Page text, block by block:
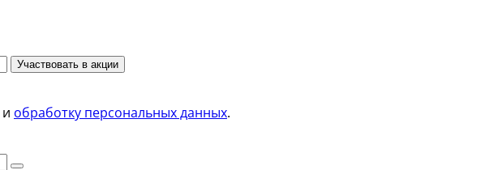
Участвовать в акции
и обработку персональных данных.